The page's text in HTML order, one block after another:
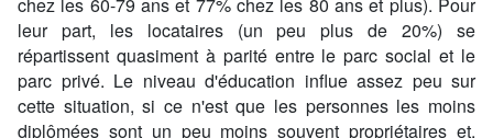
chez les 60-79 ans et 77% chez les 80 ans et plus). Pour
leur part, les locataires (un peu plus de 20%) se
répartissent quasiment à parité entre le parc social et le
parc privé. Le niveau d'éducation influe assez peu sur
cette situation, si ce n'est que les personnes les moins
diplômées sont un peu moins souvent propriétaires et,